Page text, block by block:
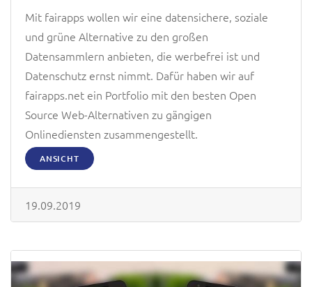
Mit fairapps wollen wir eine datensichere, soziale
und grüne Alternative zu den großen
Datensammlern anbieten, die werbefrei ist und
Datenschutz ernst nimmt. Dafür haben wir auf
fairapps.net ein Portfolio mit den besten Open
Source Web-Alternativen zu gängigen
Onlinediensten zusammengestellt.
ANSICHT
19.09.2019